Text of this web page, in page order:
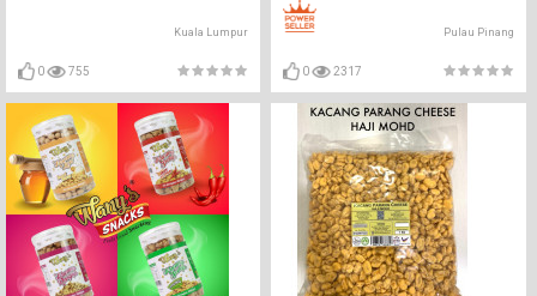
Kuala Lumpur
0 755
Pulau Pinang
0 2317